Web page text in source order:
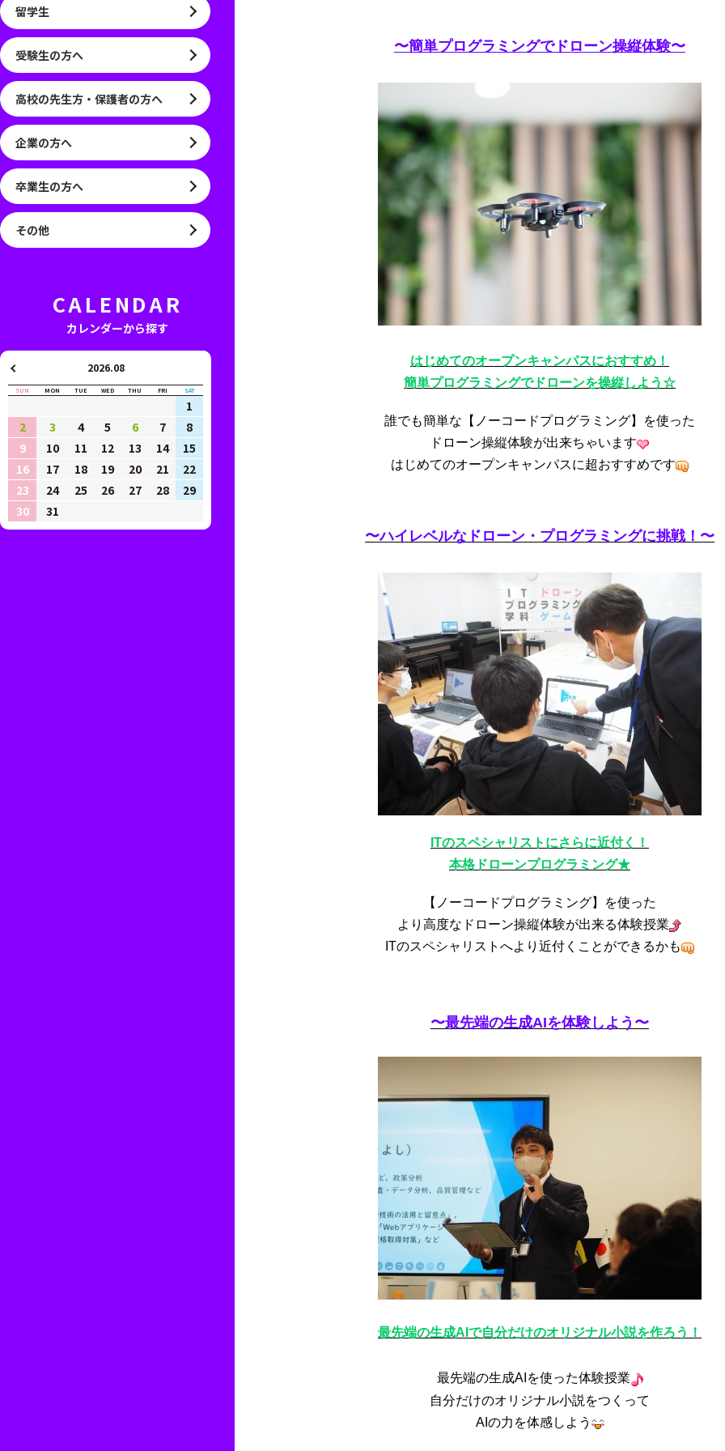
〜簡単プログラミングでドローン操縦体験〜
はじめてのオープンキャンパスにおすすめ！
簡単プログラミングでドローンを操縦しよう☆
誰でも簡単な【ノーコードプログラミング】を使った
ドローン操縦体験が出来ちゃいます
はじめてのオープンキャンパスに超おすすめです
〜ハイレベルなドローン・プログラミングに挑戦！〜
ITのスペシャリストにさらに近付く！
本格ドローンプログラミング★
【ノーコードプログラミング】を使った
より高度なドローン操縦体験が出来る体験授業
ITのスペシャリストへより近付くことができるかも
〜最先端の生成AIを体験しよう〜
最先端の生成AIで自分だけのオリジナル小説を作ろう！
最先端の生成AIを使った体験授業
自分だけのオリジナル小説をつくって
AIの力を体感しよう
留学生
受験生の方へ
高校の先生方・保護者の方へ
企業の方へ
卒業生の方へ
その他
CALENDAR
カレンダーから探す
2026.08
SUN MON TUE WED THU FRI SAT
1
2
3 4 5 6 7
8
9
10 11 12 13 14
15
16
17 18 19 20 21
22
23
24 25 26 27 28
29
30
31